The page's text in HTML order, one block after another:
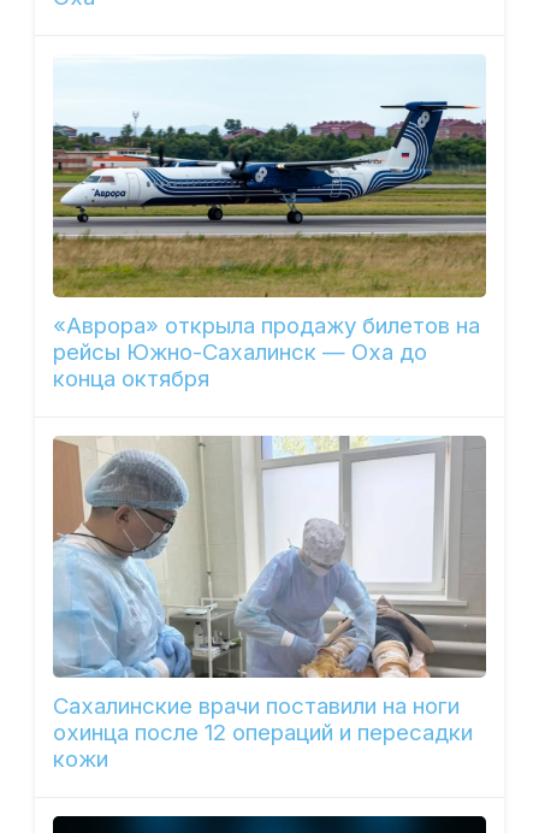
«Аврора» открыла продажу билетов на
рейсы Южно-Сахалинск — Оха до
конца октября
Сахалинские врачи поставили на ноги
охинца после 12 операций и пересадки
кожи